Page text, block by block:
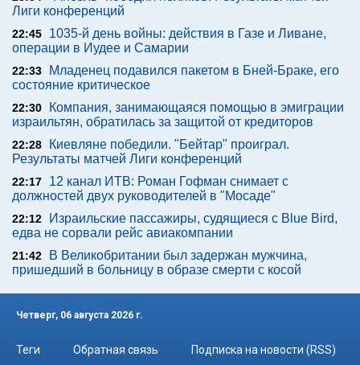
Лиги конференций
22:45
1035-й день войны: действия в Газе и Ливане,
операции в Иудее и Самарии
22:33
Младенец подавился пакетом в Бней-Браке, его
состояние критическое
22:30
Компания, занимающаяся помощью в эмиграции
израильтян, обратилась за защитой от кредиторов
22:28
Киевляне победили. "Бейтар" проиграл.
Результаты матчей Лиги конференций
22:17
12 канал ИТВ: Роман Гофман снимает с
должностей двух руководителей в "Мосаде"
22:12
Израильские пассажиры, судящиеся с Blue Bird,
едва не сорвали рейс авиакомпании
21:42
В Великобритании был задержан мужчина,
пришедший в больницу в образе смерти с косой
Четверг, 06 августа 2026 г.
Теги Обратная связь
Подписка на новости (RSS)